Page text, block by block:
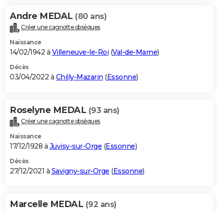
Andre MEDAL (80 ans)
Créer une cagnotte obsèques
Naissance
14/02/1942 à Villeneuve-le-Roi (Val-de-Marne)
Décès
03/04/2022 à Chilly-Mazarin (Essonne)
Roselyne MEDAL (93 ans)
Créer une cagnotte obsèques
Naissance
17/12/1928 à Juvisy-sur-Orge (Essonne)
Décès
27/12/2021 à Savigny-sur-Orge (Essonne)
Marcelle MEDAL (92 ans)